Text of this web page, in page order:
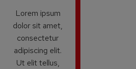
Lorem ipsum
dolor sit amet,
consectetur
adipiscing elit.
Ut elit tellus,